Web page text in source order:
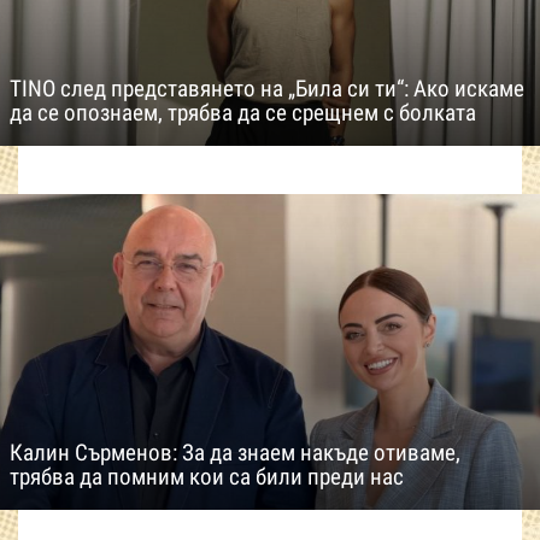
TINO след представянето на „Била си ти“: Ако искаме
да се опознаем, трябва да се срещнем с болката
Калин Сърменов: За да знаем накъде отиваме,
трябва да помним кои са били преди нас